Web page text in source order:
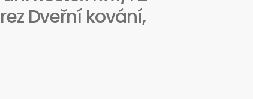
Dveřní kování,